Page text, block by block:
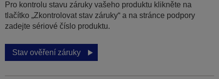
Pro kontrolu stavu záruky vašeho produktu klikněte na
tlačítko „Zkontrolovat stav záruky“ a na stránce podpory
zadejte sériové číslo produktu.
Stav ověření záruky